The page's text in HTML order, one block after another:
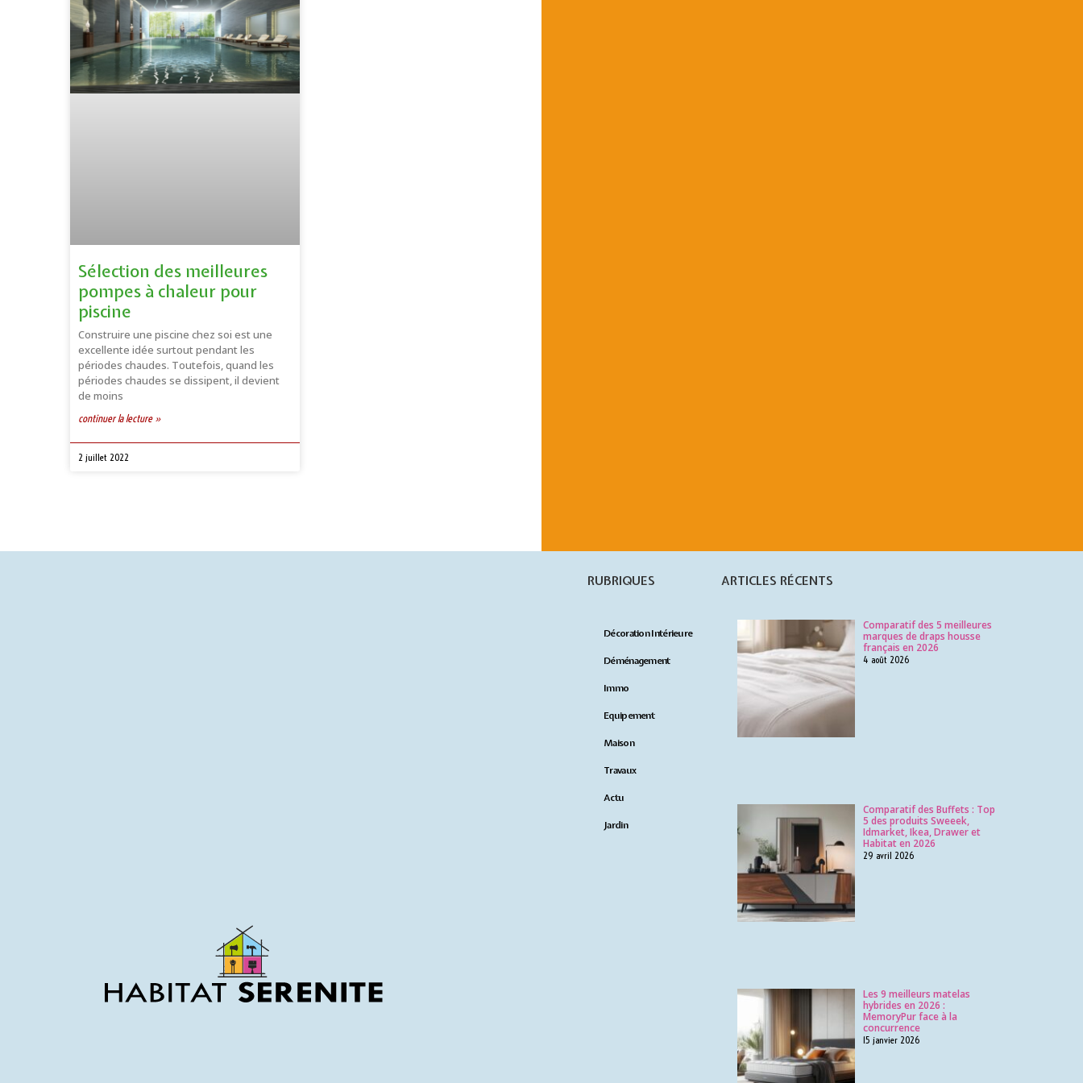
Sélection des meilleures
pompes à chaleur pour
piscine
Construire une piscine chez soi est une
excellente idée surtout pendant les
périodes chaudes. Toutefois, quand les
périodes chaudes se dissipent, il devient
de moins
continuer la lecture »
2 juillet 2022
RUBRIQUES
Décoration Intérieure
Déménagement
Immo
Equipement
Maison
Travaux
Actu
Jardin
ARTICLES RÉCENTS
Comparatif des 5 meilleures
marques de draps housse
français en 2026
4 août 2026
Comparatif des Buffets : Top
5 des produits Sweeek,
Idmarket, Ikea, Drawer et
Habitat en 2026
29 avril 2026
Les 9 meilleurs matelas
hybrides en 2026 :
MemoryPur face à la
concurrence
15 janvier 2026